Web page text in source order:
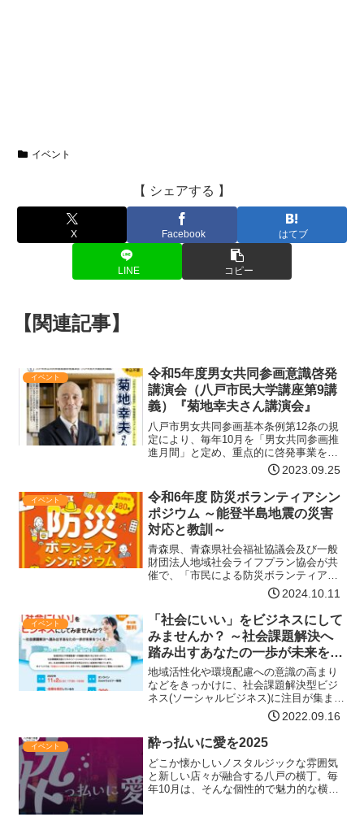
イベント
【 シェアする 】
X Facebook はてブ
LINE コピー
【関連記事】
イベント
令和5年度男女共同参画意識啓発
講演会（八戸市民大学講座第9講
義）『菊地幸夫さん講演会』
八戸市男女共同参画基本条例第12条の規
定により、毎年10月を「男女共同参画推
進月間」と定め、重点的に啓発事業を実
施しています。講師菊地 幸夫さん（弁護
士）◆プロフィール番町法律事務所。中
央大学法学部卒業。元司法研修所刑事弁
護教官。現在、社会…【詳細はコチラ】
2023.09.25
イベント
令和6年度 防災ボランティアシン
ポジウム ～能登半島地震の災害
対応と教訓～
青森県、青森県社会福祉協議会及び一般
財団法人地域社会ライフプラン協会が共
催で、「市民による防災ボランティア」
をテーマに、ボランティア、行政関係
者、住民等と共に、課題の共有、今後の
ボランティア活動の展開などを学ぶこと
により、市民によるボランテ…【詳細は
コチラ】
2024.10.11
イベント
「社会にいい」をビジネスにして
みませんか？ ～社会課題解決へ
踏み出すあなたの一歩が未来をつ
くる～
地域活性化や環境配慮への意識の高まり
などをきっかけに、社会課題解決型ビジ
ネス(ソーシャルビジネス)に注目が集まっ
ています。また、社会的課題と経済的成
長を両立させたい起業家が増えていま
す。本イベントでは、「社会にいいビジ
ネス」をテーマに、支援…【詳細はコチ
ラ】
2022.09.16
イベント 酔っ払いに愛を2025
どこか懐かしいノスタルジックな雰囲気
と新しい店々が融合する八戸の横丁。毎
年10月は、そんな個性的で魅力的な横丁